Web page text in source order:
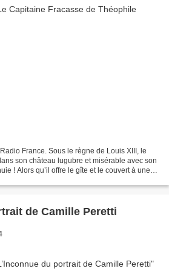
France. Sous le règne de Louis XIII, le
son château lugubre et misérable avec son
! Alors qu’il offre le gîte et le couvert à une
de Camille Peretti